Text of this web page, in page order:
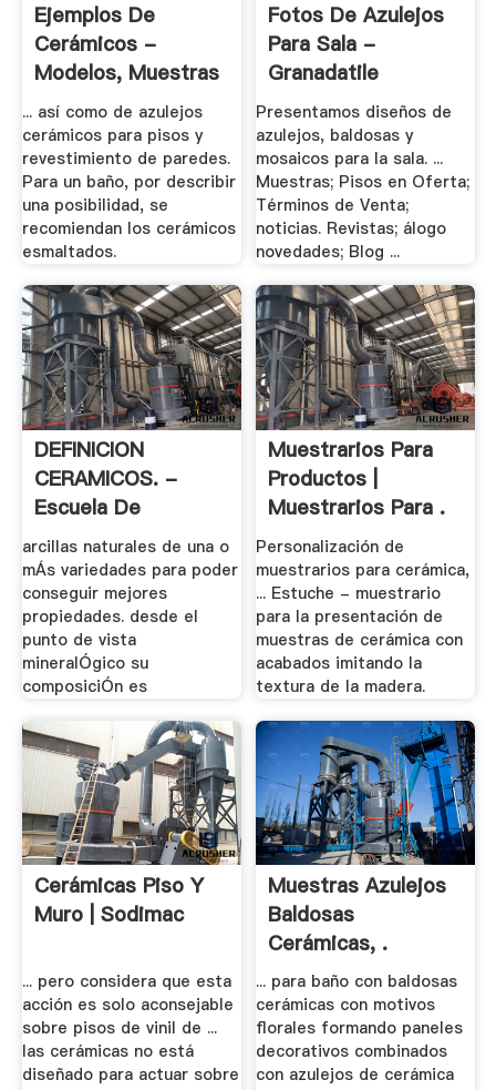
Ejemplos De
Cerámicos -
Modelos, Muestras
Y .
... así como de azulejos
cerámicos para pisos y
revestimiento de paredes.
Para un baño, por describir
una posibilidad, se
recomiendan los cerámicos
esmaltados.
Fotos De Azulejos
Para Sala -
Granadatile
Presentamos diseños de
azulejos, baldosas y
mosaicos para la sala. ...
Muestras; Pisos en Oferta;
Términos de Venta;
noticias. Revistas; álogo
novedades; Blog ...
DEFINICION
CERAMICOS. -
Escuela De
Ingeniería De .
arcillas naturales de una o
mÁs variedades para poder
conseguir mejores
propiedades. desde el
punto de vista
mineralÓgico su
composiciÓn es
Muestrarios Para
Productos |
Muestrarios Para .
Personalización de
muestrarios para cerámica,
... Estuche - muestrario
para la presentación de
muestras de cerámica con
acabados imitando la
textura de la madera.
Cerámicas Piso Y
Muro | Sodimac
... pero considera que esta
acción es solo aconsejable
sobre pisos de vinil de ...
las cerámicas no está
diseñado para actuar sobre
Muestras Azulejos
Baldosas
Cerámicas, .
... para baño con baldosas
cerámicas con motivos
florales formando paneles
decorativos combinados
con azulejos de cerámica